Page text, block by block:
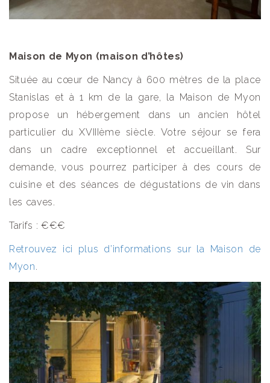
Maison de Myon (maison d’hôtes)
Située au cœur de Nancy à 600 mètres de la place
Stanislas et à 1 km de la gare, la Maison de Myon
propose un hébergement dans un ancien hôtel
particulier du XVIIIème siècle. Votre séjour se fera
dans un cadre exceptionnel et accueillant. Sur
demande, vous pourrez participer à des cours de
cuisine et des séances de dégustations de vin dans
les caves.
Tarifs : €€€
Retrouvez ici plus d’informations sur la Maison de
Myon